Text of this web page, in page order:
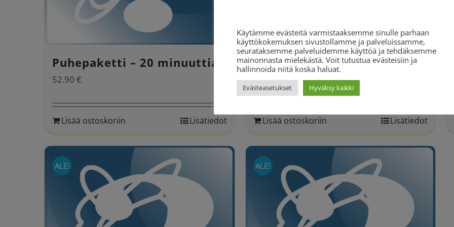
Puhepaketti – 20 minuuttia
52.90 €
Lisää ostoskoriin Lisätiedot
Puhepaketti – 30 minuuttia
77.70€ Alkuperäinen
hinta
oli:
77.70 €.
69.90 €Nykyinen
hinta
on:
69.90 €.
Lisää ostoskoriin Lisätiedot
ALE! ALE!
Käytämme evästeitä varmistaaksemme sinulle parhaan
käyttökokemuksen sivustollamme ja palveluissamme,
seurataksemme palveluidemme käyttöä ja tehdäksemme
mainonnasta mielekästä. Voit tutustua evästeisiin ja
hallinnoida niitä koska haluat.
Evästeasetukset Hyväksy kaikki